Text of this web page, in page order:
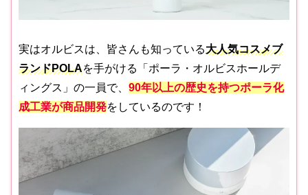
実はオルビスは、皆さんも知っている大人気コスメブ
ランドPOLAを手がける「ポーラ・オルビスホールデ
ィングス」の一員で、 90年以上の歴史を持つポーラ化
成工業が商品開発をしているのです！